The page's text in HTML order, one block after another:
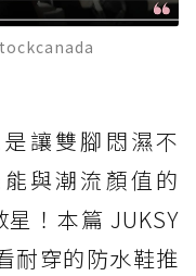
讓雙腳悶濕不
與潮流顏值的
星！本篇 JUKSY
耐穿的防水鞋推